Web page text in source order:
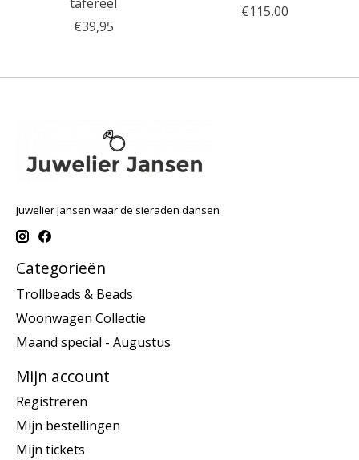
€39,95
€115,00
Juwelier Jansen waar de sieraden dansen
Categorieën
Trollbeads & Beads
Woonwagen Collectie
Maand special - Augustus
Mijn account
Registreren
Mijn bestellingen
Mijn tickets